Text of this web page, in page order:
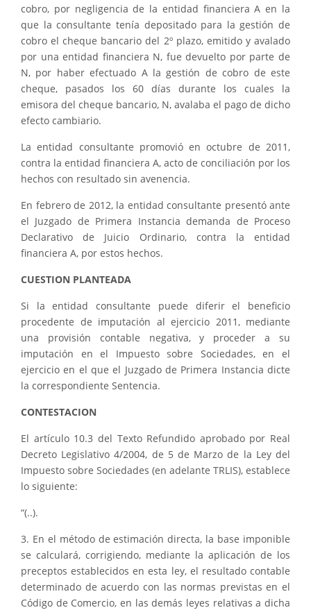
cobro, por negligencia de la entidad financiera A en la
que la consultante tenía depositado para la gestión de
cobro el cheque bancario del 2º plazo, emitido y avalado
por una entidad financiera N, fue devuelto por parte de
N, por haber efectuado A la gestión de cobro de este
cheque, pasados los 60 días durante los cuales la
emisora del cheque bancario, N, avalaba el pago de dicho
efecto cambiario.
La entidad consultante promovió en octubre de 2011,
contra la entidad financiera A, acto de conciliación por los
hechos con resultado sin avenencia.
En febrero de 2012, la entidad consultante presentó ante
el Juzgado de Primera Instancia demanda de Proceso
Declarativo de Juicio Ordinario, contra la entidad
financiera A, por estos hechos.
CUESTION PLANTEADA
Si la entidad consultante puede diferir el beneficio
procedente de imputación al ejercicio 2011, mediante
una provisión contable negativa, y proceder a su
imputación en el Impuesto sobre Sociedades, en el
ejercicio en el que el Juzgado de Primera Instancia dicte
la correspondiente Sentencia.
CONTESTACION
El artículo 10.3 del Texto Refundido aprobado por Real
Decreto Legislativo 4/2004, de 5 de Marzo de la Ley del
Impuesto sobre Sociedades (en adelante TRLIS), establece
lo siguiente:
“(..).
3. En el método de estimación directa, la base imponible
se calculará, corrigiendo, mediante la aplicación de los
preceptos establecidos en esta ley, el resultado contable
determinado de acuerdo con las normas previstas en el
Código de Comercio, en las demás leyes relativas a dicha